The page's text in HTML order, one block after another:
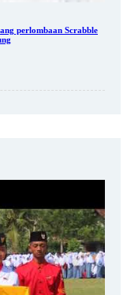
perlombaan Scrabble